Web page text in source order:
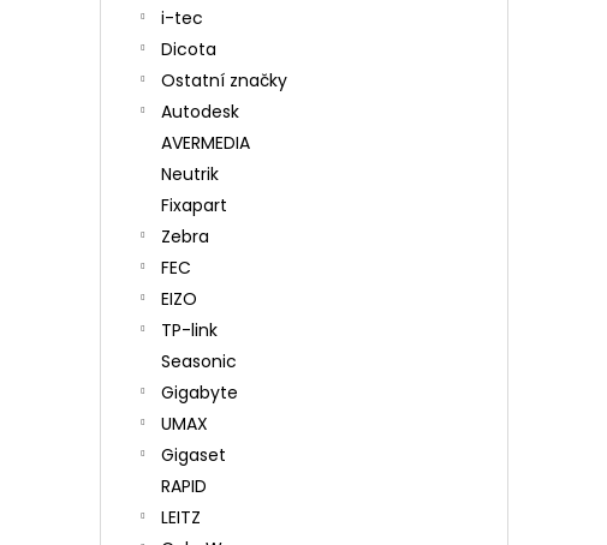
i-tec
Dicota
Ostatní značky
Autodesk
AVERMEDIA
Neutrik
Fixapart
Zebra
FEC
EIZO
TP-link
Seasonic
Gigabyte
UMAX
Gigaset
RAPID
LEITZ